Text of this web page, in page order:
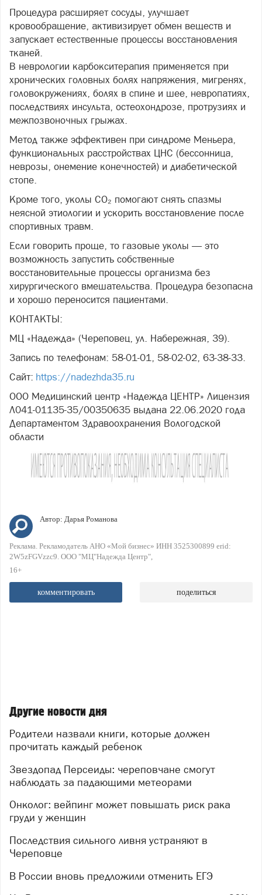
Процедура расширяет сосуды, улучшает
кровообращение, активизирует обмен веществ и
запускает естественные процессы восстановления
тканей.
В неврологии карбокситерапия применяется при
хронических головных болях напряжения, мигренях,
головокружениях, болях в спине и шее, невропатиях,
последствиях инсульта, остеохондрозе, протрузиях и
межпозвоночных грыжах.
Метод также эффективен при синдроме Меньера,
функциональных расстройствах ЦНС (бессонница,
неврозы, онемение конечностей) и диабетической
стопе.
Кроме того, уколы CO₂ помогают снять спазмы
неясной этиологии и ускорить восстановление после
спортивных травм.
Если говорить проще, то газовые уколы — это
возможность запустить собственные
восстановительные процессы организма без
хирургического вмешательства. Процедура безопасна
и хорошо переносится пациентами.
КОНТАКТЫ:
МЦ «Надежда» (Череповец, ул. Набережная, 39).
Запись по телефонам: 58-01-01, 58-02-02, 63-38-33.
Сайт: https://nadezhda35.ru
ООО Медицинский центр «Надежда ЦЕНТР» Лицензия
Л041-01135-35/00350635 выдана 22.06.2020 года
Департаментом Здравоохранения Вологодской
области
Автор: Дарья Романова
Реклама. Рекламодатель АНО «Мой бизнес» ИНН 3525300899 erid:
2W5zFGVzzc9. ООО "МЦ"Надежда Центр"
16+
комментировать поделиться
Другие новости дня
Родители назвали книги, которые должен
прочитать каждый ребенок
Звездопад Персеиды: череповчане смогут
наблюдать за падающими метеорами
Онколог: вейпинг может повышать риск рака
груди у женщин
Последствия сильного ливня устраняют в
Череповце
В России вновь предложили отменить ЕГЭ